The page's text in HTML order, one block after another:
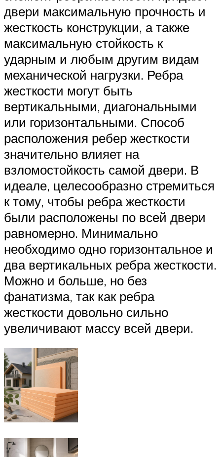
двери максимальную прочность и
жесткость конструкции, а также
максимальную стойкость к
ударным и любым другим видам
механической нагрузки. Ребра
жесткости могут быть
вертикальными, диагональными
или горизонтальными. Способ
расположения ребер жесткости
значительно влияет на
взломостойкость самой двери. В
идеале, целесообразно стремиться
к тому, чтобы ребра жесткости
были расположены по всей двери
равномерно. Минимально
необходимо одно горизонтальное и
два вертикальных ребра жесткости.
Можно и больше, но без
фанатизма, так как ребра
жесткости довольно сильно
увеличивают массу всей двери.